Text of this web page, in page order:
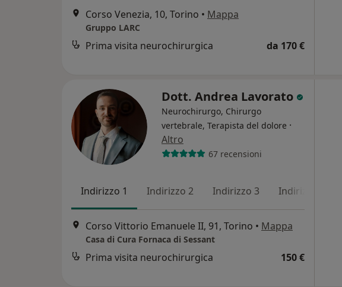
Corso Venezia, 10, Torino • Mappa
Gruppo LARC
Prima visita neurochirurgica da 170 €
Dott. Andrea Lavorato
Neurochirurgo, Chirurgo
vertebrale, Terapista del dolore ·
Altro
67 recensioni
Indirizzo 1 Indirizzo 2 Indirizzo 3 Indirizzo 4
Corso Vittorio Emanuele II, 91, Torino • Mappa
Casa di Cura Fornaca di Sessant
Prima visita neurochirurgica 150 €